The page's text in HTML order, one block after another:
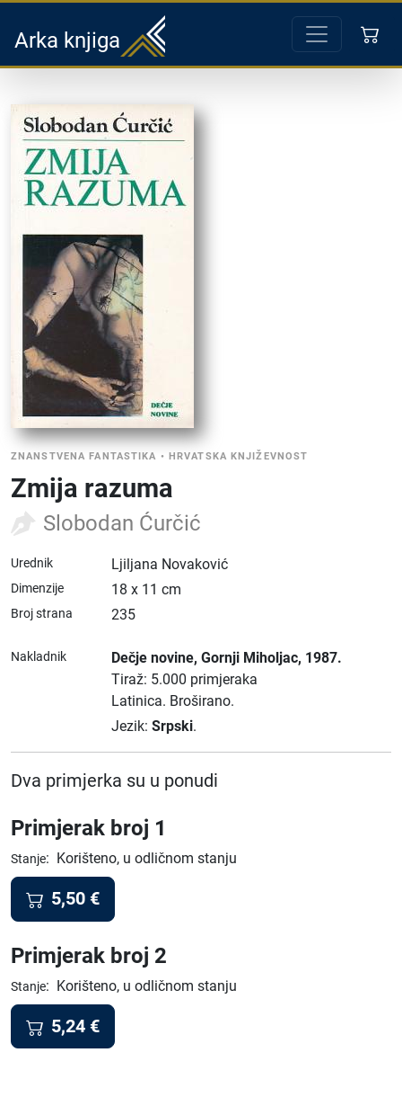
Arka knjiga
ZNANSTVENA FANTASTIKA • HRVATSKA KNJIŽEVNOST
Zmija razuma
Slobodan Ćurčić
Urednik Ljiljana Novaković
Dimenzije 18 x 11 cm
Broj strana 235
Nakladnik Dečje novine, Gornji Miholjac, 1987.
Tiraž: 5.000 primjeraka
Latinica. Broširano.
Jezik: Srpski.
Dva primjerka su u ponudi
Primjerak broj 1
Stanje: Korišteno, u odličnom stanju
5,50 €
Primjerak broj 2
Stanje: Korišteno, u odličnom stanju
5,24 €